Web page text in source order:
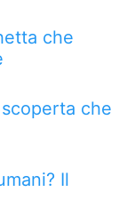
che
che
Il